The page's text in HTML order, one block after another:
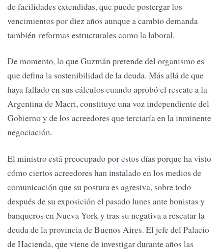
de facilidades extendidas, que puede postergar los
vencimientos por diez años aunque a cambio demanda
también reformas estructurales como la laboral.
De momento, lo que Guzmán pretende del organismo es
que defina la sostenibilidad de la deuda. Más allá de que
haya fallado en sus cálculos cuando aprobó el rescate a la
Argentina de Macri, constituye una voz independiente del
Gobierno y de los acreedores que terciaría en la inminente
negociación.
El ministro está preocupado por estos días porque ha visto
cómo ciertos acreedores han instalado en los medios de
comunicación que su postura es agresiva, sobre todo
después de su exposición el pasado lunes ante bonistas y
banqueros en Nueva York y tras su negativa a rescatar la
deuda de la provincia de Buenos Aires. El jefe del Palacio
de Hacienda, que viene de investigar durante años las